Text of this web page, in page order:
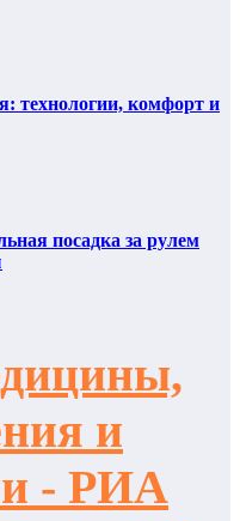
технологии, комфорт и
посадка за рулем
и
- РИА